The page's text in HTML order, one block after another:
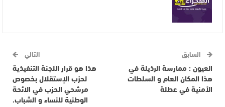
السابق
العيون : ممارسة الرذيلة في
هذا المكان العام و السلطات
الأمنية في عطلة
التالي
هذا هو قرار اللجنة التنفيذية
لحزب الإستقلال بخصوص
مرشحي الحزب في الائحة
الوطنية للنساء و الشباب.